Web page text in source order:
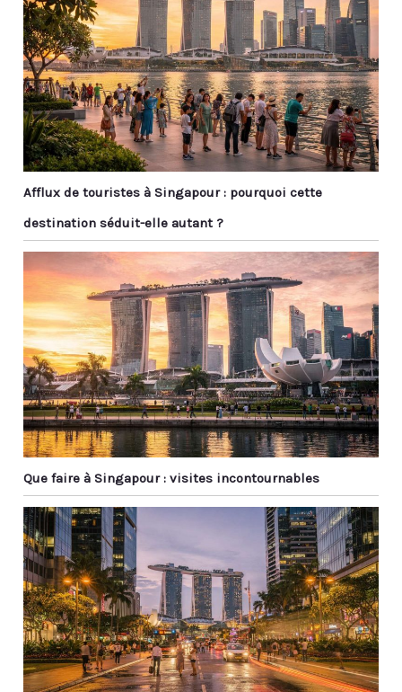
Afflux de touristes à Singapour : pourquoi cette
destination séduit-elle autant ?
Que faire à Singapour : visites incontournables